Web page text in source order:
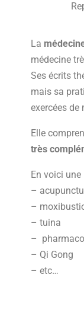
La
médecine
Ses écrits
mais sa
exercées de
Elle
très
En voici
–
–
– tuina
–
– Qi Gong
– etc…